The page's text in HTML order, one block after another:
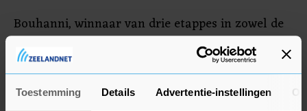
Toestemming Details Advertentie-instellingen
Bouhanni, winnaar van drie etappes in zowel de
Giro als de Vuelta, kwam in zijn carrière wel
vaker in opspraak. Zo deelde hij al een paar keer
een klap uit in de koers. Zijn ploeg meldde na het
incident in Cholet-Pays de la Loire niets over